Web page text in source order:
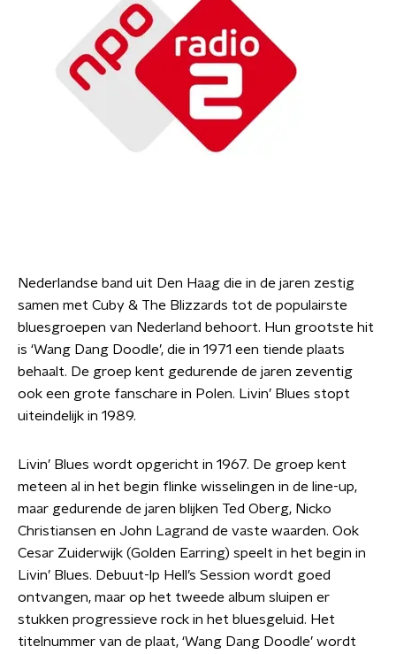
Nederlandse band uit Den Haag die in de jaren zestig
samen met Cuby & The Blizzards tot de populairste
bluesgroepen van Nederland behoort. Hun grootste hit
is ‘Wang Dang Doodle’, die in 1971 een tiende plaats
behaalt. De groep kent gedurende de jaren zeventig
ook een grote fanschare in Polen. Livin’ Blues stopt
uiteindelijk in 1989.
Livin’ Blues wordt opgericht in 1967. De groep kent
meteen al in het begin flinke wisselingen in de line-up,
maar gedurende de jaren blijken Ted Oberg, Nicko
Christiansen en John Lagrand de vaste waarden. Ook
Cesar Zuiderwijk (Golden Earring) speelt in het begin in
Livin’ Blues. Debuut-lp Hell’s Session wordt goed
ontvangen, maar op het tweede album sluipen er
stukken progressieve rock in het bluesgeluid. Het
titelnummer van de plaat, ‘Wang Dang Doodle’ wordt